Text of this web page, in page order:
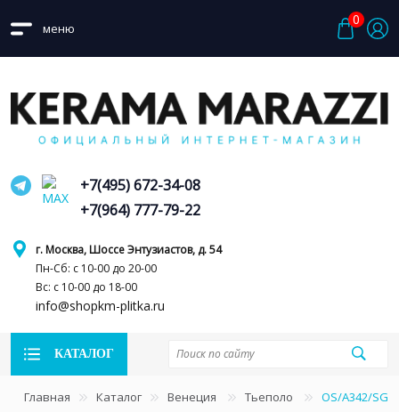
меню
0
г. Москва, Шоссе Энтузиастов, д. 54
Пн-Сб: с 10-00 до 20-00
Вс: с 10-00 до 18-00
info@shopkm-plitka.ru
+7(495) 672-34-08
+7(964) 777-79-22
КАТАЛОГ
Главная Каталог Венеция Тьеполо OS/A342/